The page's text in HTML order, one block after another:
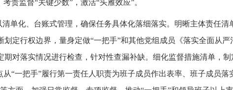
责监督“关键少数”，激活“头雁效应”。
单化、台账式管理，确保任务具体化落细落实。明晰主体责任清
定行权边界，量身定做“一把手”和其他党组成员《落实全面从严
对落实情况进行检查，针对性查漏补缺。细化监督措施清单，制
“一把手”履行第一责任人职责为班子成员作出表率、班子成员落